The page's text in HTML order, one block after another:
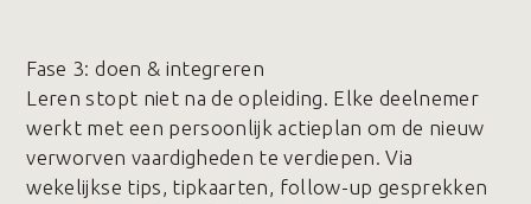
Fase 3️: doen & integreren
Leren stopt niet na de opleiding. Elke deelnemer
werkt met een persoonlijk actieplan om de nieuw
verworven vaardigheden te verdiepen. Via
wekelijkse tips, tipkaarten, follow-up gesprekken